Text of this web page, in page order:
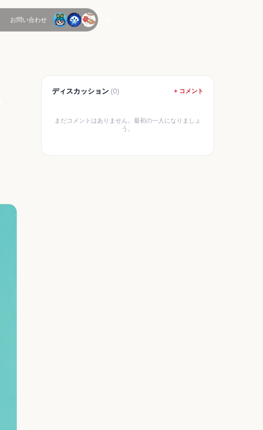
お問い合わせ
ディスカッション (0) + コメント
まだコメントはありません。最初の一人になりましょ
う。